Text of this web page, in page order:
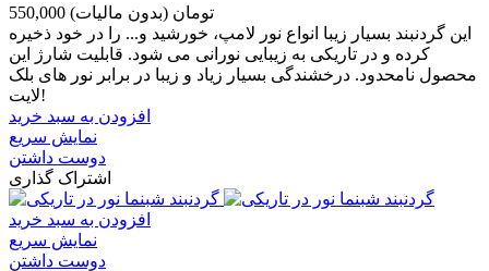
550,000 تومان (بدون مالیات)
این گردنبند بسیار زیبا انواع نور لامپ، خورشید و... را در خود ذخیره
کرده و در تاریکی به زیبایی نورانی می شود. قابلیت شارژ این
محصول نامحدود. درخشندگی بسیار زیاد و زیبا در برابر نور های بلک
لایت!
افزودن به سبد خرید
نمایش سریع
دوست داشتن
اشتراک گذاری
افزودن به سبد خرید
نمایش سریع
دوست داشتن